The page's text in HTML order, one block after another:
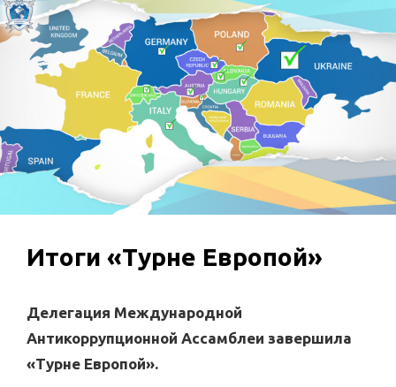
Итоги «Турне Европой»
Делегация Международной
Антикоррупционной Ассамблеи завершила
«Турне Европой».